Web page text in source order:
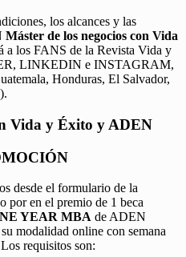
los alcances y las
Máster de los negocios con Vida
a los FANS de la Revista Vida y
LINKEDIN e INSTAGRAM,
Honduras, El Salvador,
Vida y Éxito y ADEN
desde el formulario de la
por en el premio de 1 beca
YEAR MBA de ADEN
modalidad online con semana
requisitos son: